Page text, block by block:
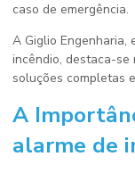
caso de emergência.
A Giglio Engenharia,
incêndio, destaca-se
soluções completas
A
alarme de